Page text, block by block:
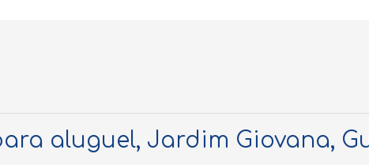
aluguel, Jardim Giovana,